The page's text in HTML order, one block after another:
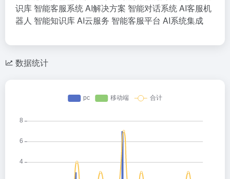
识库 智能客服系统AI解决方案 智能对话系统AI客服机
器人 智能知识库AI云服务 智能客服平台 AI系统集成
数据统计